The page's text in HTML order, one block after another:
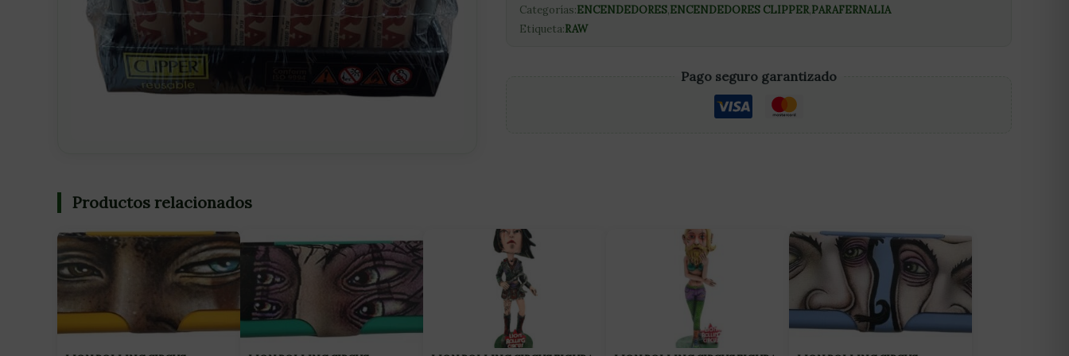
Categorías:ENCENDEDORES,ENCENDEDORES CLIPPER,PARAFERNALIA
Etiqueta:RAW
Pago seguro garantizado
Productos relacionados